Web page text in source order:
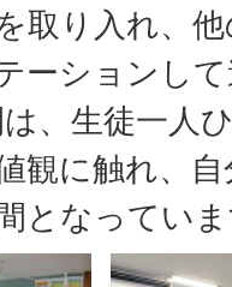
取り入れ、
ーションし
、生徒一人
観に触れ、
となってい